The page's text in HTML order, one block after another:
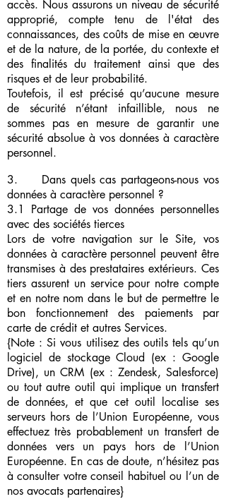
accès. Nous assurons un niveau de sécurité
approprié, compte tenu de l'état des
connaissances, des coûts de mise en œuvre
et de la nature, de la portée, du contexte et
des finalités du traitement ainsi que des
risques et de leur probabilité.
Toutefois, il est précisé qu’aucune mesure
de sécurité n’étant infaillible, nous ne
sommes pas en mesure de garantir une
sécurité absolue à vos données à caractère
personnel.
3. Dans quels cas partageons-nous vos
données à caractère personnel ?
3.1 Partage de vos données personnelles
avec des sociétés tierces
Lors de votre navigation sur le Site, vos
données à caractère personnel peuvent être
transmises à des prestataires extérieurs. Ces
tiers assurent un service pour notre compte
et en notre nom dans le but de permettre le
bon fonctionnement des paiements par
carte de crédit et autres Services.
{Note : Si vous utilisez des outils tels qu’un
logiciel de stockage Cloud (ex : Google
Drive), un CRM (ex : Zendesk, Salesforce)
ou tout autre outil qui implique un transfert
de données, et que cet outil localise ses
serveurs hors de l’Union Européenne, vous
effectuez très probablement un transfert de
données vers un pays hors de l’Union
Européenne. En cas de doute, n’hésitez pas
à consulter votre conseil habituel ou l’un de
nos avocats partenaires}